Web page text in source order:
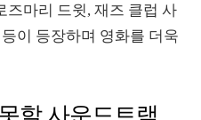
즈마리 드윗, 재즈 클럽 사
이 등장하며 영화를 더욱
할 사운드트랙